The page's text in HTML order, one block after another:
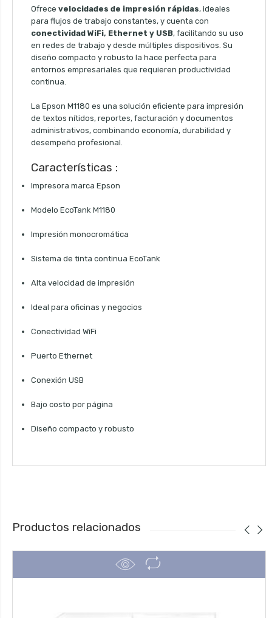
Ofrece velocidades de impresión rápidas, ideales
para flujos de trabajo constantes, y cuenta con
conectividad WiFi, Ethernet y USB, facilitando su uso
en redes de trabajo y desde múltiples dispositivos. Su
diseño compacto y robusto la hace perfecta para
entornos empresariales que requieren productividad
continua.
La Epson M1180 es una solución eficiente para impresión
de textos nítidos, reportes, facturación y documentos
administrativos, combinando economía, durabilidad y
desempeño profesional.
Características :
Impresora marca Epson
Modelo EcoTank M1180
Impresión monocromática
Sistema de tinta continua EcoTank
Alta velocidad de impresión
Ideal para oficinas y negocios
Conectividad WiFi
Puerto Ethernet
Conexión USB
Bajo costo por página
Diseño compacto y robusto
Productos relacionados